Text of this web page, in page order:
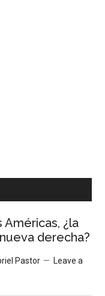
Américas, ¿la
derecha?
Pastor
Leave a